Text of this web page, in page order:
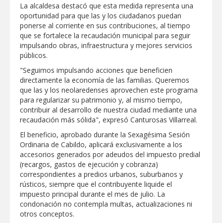
Llevó Carlos Peña Ortiz programa
Subsidio del Agua a Valle Soleado
adultas mayores
ESCUELA DE MÚSICA DEL SISTEMA DIF
ABRE INSCRIPCIONES PARA EL CICLO
AGOSTO-DICIEMBRE
Disney reconoce a nivel mundial talento
de estudiante de la UAT
Visitó Alcalde a vecinos de Balcones de
Alcalá con programa Subsidio del Agua
Tamaulipas sigue impulsando una
agenda de infraestructura con sentido
La alcaldesa destacó que esta medida representa una
oportunidad para que las y los ciudadanos puedan
ponerse al corriente en sus contribuciones, al tiempo
que se fortalece la recaudación municipal para seguir
impulsando obras, infraestructura y mejores servicios
públicos.
"Seguimos impulsando acciones que beneficien
directamente la economía de las familias. Queremos
que las y los neolaredenses aprovechen este programa
para regularizar su patrimonio y, al mismo tiempo,
contribuir al desarrollo de nuestra ciudad mediante una
recaudación más sólida", expresó Canturosas Villarreal.
El beneficio, aprobado durante la Sexagésima Sesión
Ordinaria de Cabildo, aplicará exclusivamente a los
accesorios generados por adeudos del impuesto predial
(recargos, gastos de ejecución y cobranza)
correspondientes a predios urbanos, suburbanos y
rústicos, siempre que el contribuyente liquide el
impuesto principal durante el mes de julio. La
condonación no contempla multas, actualizaciones ni
otros conceptos.